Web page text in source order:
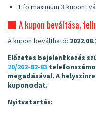
1 fő maximum 3 kupont
A kupon beváltása,
A kupon beváltható:
Előzetes bejelentkezés
20/262-82-83
megadásával. A
kuponodat.
Nyitvatartás: